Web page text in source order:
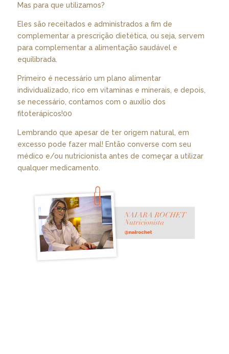
Mas para que utilizamos?
Eles são receitados e administrados a fim de
complementar a prescrição dietética, ou seja, servem
para complementar a alimentação saudável e
equilibrada.
Primeiro é necessário um plano alimentar
individualizado, rico em vitaminas e minerais, e depois,
se necessário, contamos com o auxílio dos
fitoterápicos!00
Lembrando que apesar de ter origem natural, em
excesso pode fazer mal! Então converse com seu
médico e/ou nutricionista antes de começar a utilizar
qualquer medicamento.